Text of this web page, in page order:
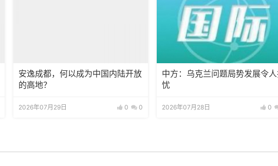
安逸成都，何以成为中国内陆开放
的高地？
2026年07月29日 0 0
中方：乌克兰问题局势发展令
忧
2026年07月28日 0